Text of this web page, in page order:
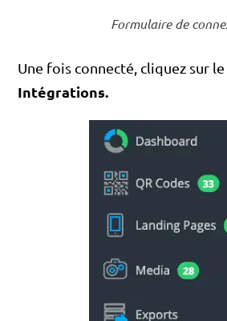
Formulaire de
Une fois connecté, cliquez sur
Intégrations.